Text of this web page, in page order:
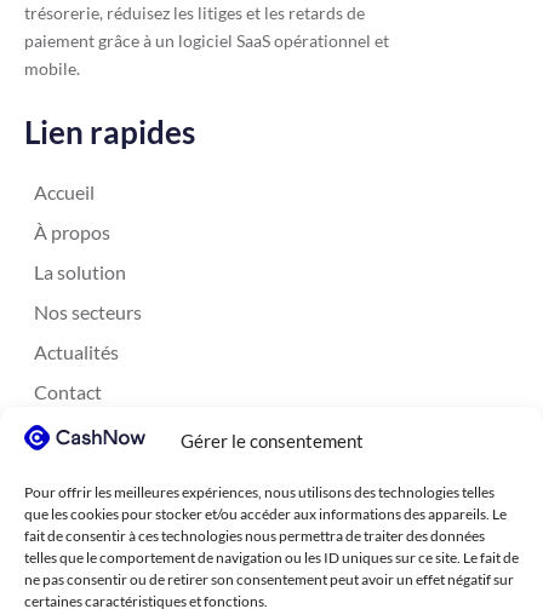
Gérer le consentement
Pour offrir les meilleures expériences, nous utilisons des technologies telles
que les cookies pour stocker et/ou accéder aux informations des appareils. Le
fait de consentir à ces technologies nous permettra de traiter des données
telles que le comportement de navigation ou les ID uniques sur ce site. Le fait de
ne pas consentir ou de retirer son consentement peut avoir un effet négatif sur
certaines caractéristiques et fonctions.
trésorerie, réduisez les litiges et les retards de
paiement grâce à un logiciel SaaS opérationnel et
mobile.
Lien rapides
Accueil
À propos
La solution
Nos secteurs
Actualités
Contact
Contactez nous
CashNow Mobile
115 rue de l’Abbé Groult
75015 Paris – FRANCE